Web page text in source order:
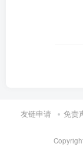
友链申请 免责